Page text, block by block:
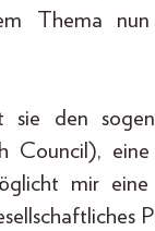
Thema nun
sie den
Council),
mir